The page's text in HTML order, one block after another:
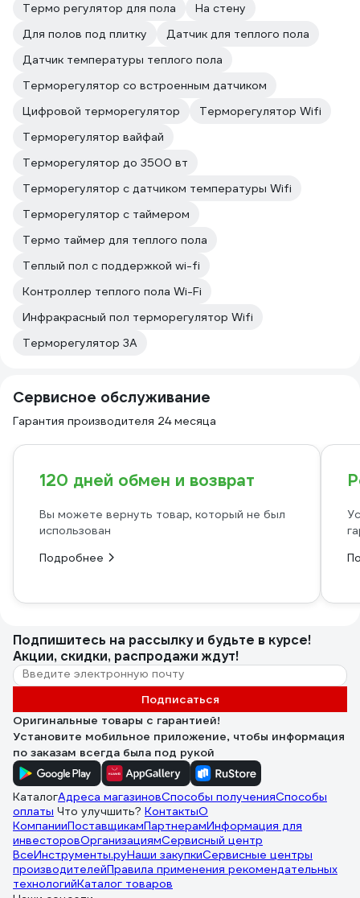
Термо регулятор для пола
На стену
Для полов под плитку
Датчик для теплого пола
Датчик температуры теплого пола
Терморегулятор со встроенным датчиком
Цифровой терморегулятор
Терморегулятор Wifi
Терморегулятор вайфай
Терморегулятор до 3500 вт
Терморегулятор с датчиком температуры Wifi
Терморегулятор с таймером
Термо таймер для теплого пола
Теплый пол с поддержкой wi-fi
Контроллер теплого пола Wi-Fi
Инфракрасный пол терморегулятор Wifi
Терморегулятор 3А
Сервисное обслуживание
Гарантия производителя 24 месяца
120 дней обмен и возврат
Вы можете вернуть товар, который не был
использован
Подробнее
Подпишитесь на рассылкуи будьте в курсе!
Акции, скидки, распродажи ждут!
Подписаться
Оригинальные товары с гарантией!
Установите мобильное приложение, чтобы информация
по заказам всегда была под рукой
КаталогАдреса магазиновСпособы полученияСпособы
оплаты Что улучшить? КонтактыО
КомпанииПоставщикамПартнерамИнформация для
инвесторовОрганизациямСервисный центр
ВсеИнструменты.руНаши закупкиСервисные центры
производителейПравила применения рекомендательных
технологийКаталог товаров